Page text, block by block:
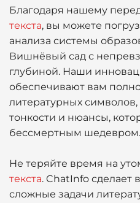
Благодаря нашему
текста, вы можете
анализа системы
Вишнёвый сад с
глубиной. Наши
обеспечивают вам
литературных
тонкости и нюансы,
бессмертным шедевром.
Не теряйте время на
текста. ChatInfo сделает
сложные задачи